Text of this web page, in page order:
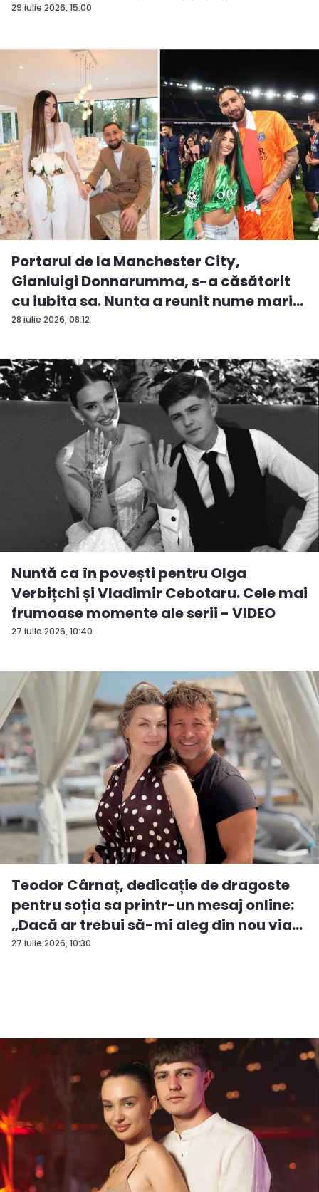
29 iulie 2026, 15:00
28 iulie 2026, 08:12
Portarul de la Manchester City,
Gianluigi Donnarumma, s-a căsătorit
cu iubita sa. Nunta a reunit nume mari...
27 iulie 2026, 10:40
Nuntă ca în povești pentru Olga
Verbițchi și Vladimir Cebotaru. Cele mai
frumoase momente ale serii - VIDEO
27 iulie 2026, 10:30
Teodor Cârnaț, dedicație de dragoste
pentru soția sa printr-un mesaj online:
„Dacă ar trebui să-mi aleg din nou via...